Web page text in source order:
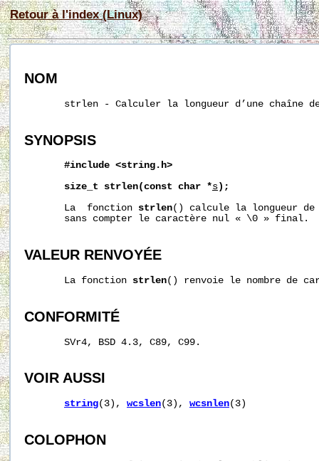
Retour à l'index (Linux)
NOM
strlen - Calculer la longueur d’une chaîne
SYNOPSIS
#include <string.h>
size_t
strlen(const char *s );
       La  fonction
strlen() calcule la longueur
       sans compter le caractère nul « \0 » final.
VALEUR RENVOYÉE
       La fonction
strlen() renvoie le nombre de
CONFORMITÉ
       SVr4, BSD 4.3, C89, C99.
VOIR AUSSI
string(3), wcslen(3), wcsnlen(3)
COLOPHON